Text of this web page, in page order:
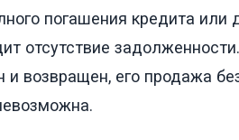
погашения кредита или
отсутствие
и возвращен, его продажа